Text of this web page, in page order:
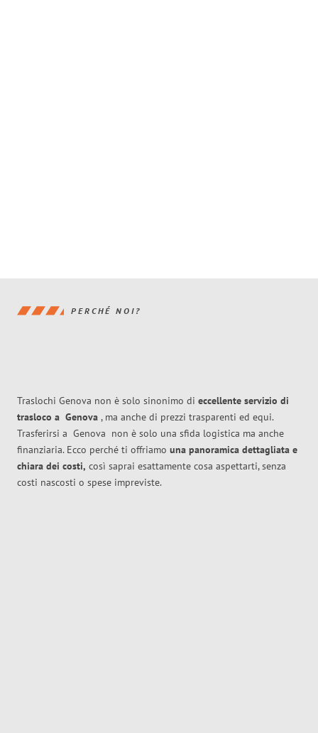
PERCHÉ NOI?
Traslochi Genova non è solo sinonimo di eccellente servizio di
trasloco a Genova , ma anche di prezzi trasparenti ed equi.
Trasferirsi a Genova non è solo una sfida logistica ma anche
finanziaria. Ecco perché ti offriamo una panoramica dettagliata e
chiara dei costi, così saprai esattamente cosa aspettarti, senza
costi nascosti o spese impreviste.